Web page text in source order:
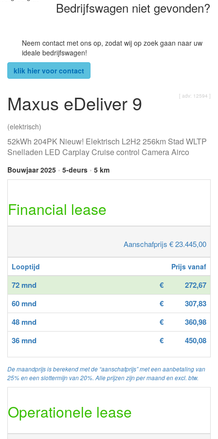
Bedrijfswagen niet gevonden?
Neem contact met ons op, zodat wij op zoek gaan naar uw
ideale bedrijfswagen!
klik hier voor contact
[ adv: 12594 ]
Maxus eDeliver 9
(elektrisch)
52kWh 204PK Nieuw! Elektrisch L2H2 256km Stad WLTP
Snelladen LED Carplay Cruise control Camera Airco
Bouwjaar 2025 • 5-deurs • 5 km
Financial lease
Aanschafprijs € 23.445,00
Looptijd Prijs vanaf
72 mnd €
272,67
60 mnd
€
307,83
48 mnd
€
360,98
36 mnd
€ 450,08
De maandprijs is berekend met de “aanschafprijs” met een aanbetaling van
25% en een slottermijn van 20%. Alle prijzen zijn per maand en excl. btw.
Operationele lease